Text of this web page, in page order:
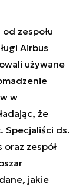
zespołu
Airbus
używane
w
że
Specjaliści ds.
zespół
jakie